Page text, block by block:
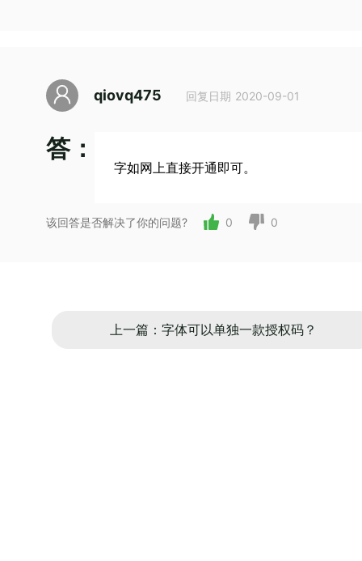
qiovq475 回复日期 2020-09-01
答：
字如网上直接开通即可。
该回答是否解决了你的问题? 0 0
上一篇：字体可以单独一款授权码？